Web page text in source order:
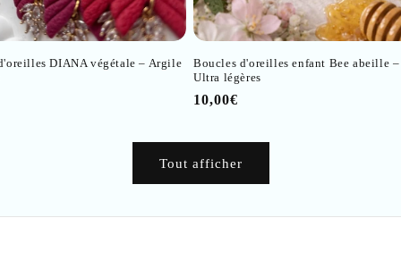
DIANA végétale – Argile
Boucles d'oreilles enfant Bee abeille –
Ultra légères
Prix
10,00€
Tout afficher